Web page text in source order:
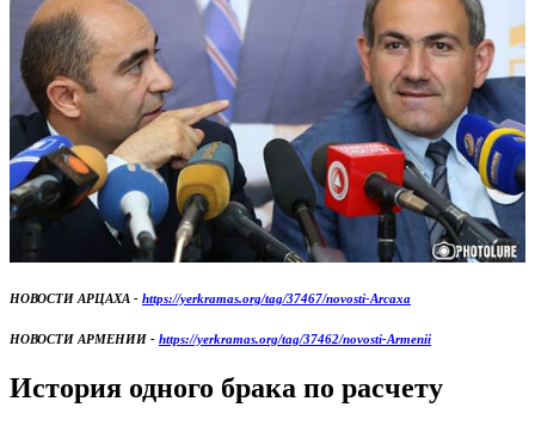
НОВОСТИ АРЦАХА - https://yerkramas.org/tag/37467/novosti-Arcaxa
НОВОСТИ АРМЕНИИ - https://yerkramas.org/tag/37462/novosti-Armenii
История одного брака по расчету